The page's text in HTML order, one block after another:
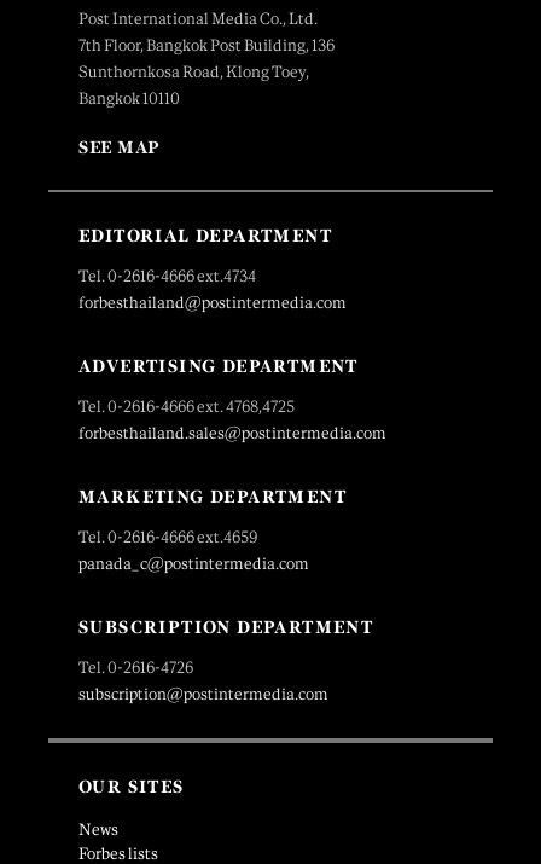
Post International Media Co., Ltd.
7th Floor, Bangkok Post Building, 136
Sunthornkosa Road, Klong Toey,
Bangkok 10110
SEE MAP
EDITORIAL DEPARTMENT
Tel. 0-2616-4666 ext.4734
forbesthailand@postintermedia.com
ADVERTISING DEPARTMENT
Tel. 0-2616-4666 ext. 4768,4725
forbesthailand.sales@postintermedia.com
MARKETING DEPARTMENT
Tel. 0-2616-4666 ext.4659
panada_c@postintermedia.com
SUBSCRIPTION DEPARTMENT
Tel. 0-2616-4726
subscription@postintermedia.com
OUR SITES
News
Forbes lists